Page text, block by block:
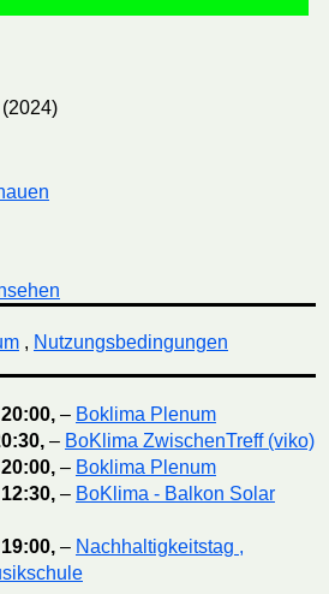
, Nutzungsbedingungen
20:00, – Boklima Plenum
, – BoKlima ZwischenTreff (viko)
20:00, – Boklima Plenum
12:30, – BoKlima - Balkon Solar
19:00, – Nachhaltigkeitstag ,